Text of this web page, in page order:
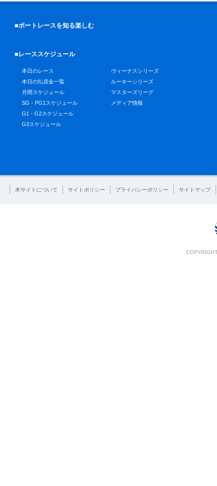
■ボートレースを知る楽しむ
■レーススケジュール
本日のレース
本日の払戻金一覧
月間スケジュール
SG・PG1スケジュール
G1・G2スケジュール
G3スケジュール
ヴィーナスシリーズ
ルーキーシリーズ
マスターズリーグ
メディア情報
本サイトについて サイトポリシー プライバシーポリシー サイトマップ